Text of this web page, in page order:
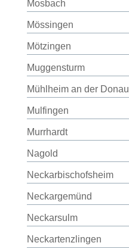
Mosbach
Mössingen
Mötzingen
Muggensturm
Mühlheim an der Donau
Mulfingen
Murrhardt
Nagold
Neckarbischofsheim
Neckargemünd
Neckarsulm
Neckartenzlingen